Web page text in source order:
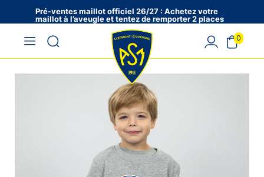
Pré-ventes maillot officiel 26/27 : Achetez votre
maillot à l’aveugle et tentez de remporter 2 places
en VIP !
0